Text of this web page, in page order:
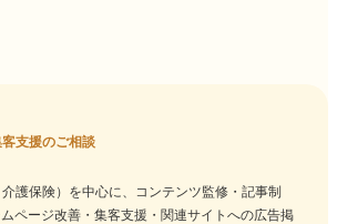
支援のご相談
護保険）を中心に、コンテンツ監修・記事制
ページ改善・集客支援・関連サイトへの広告掲